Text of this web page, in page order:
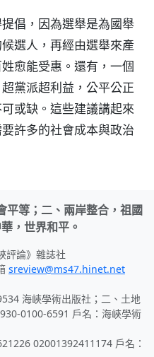
倡，因為選舉是為國舉
選人，再經由選舉來產
愈能受惠。還有，一個
黨派超利益，公平公正
或缺。這些建議講起來
許多的社會成本與政治
平等；二、兩岸整合，祖國
，世界和平。
評論》雜誌社
sreview@ms47.hinet.net
海峽學術出版社；二、土地
0100-6591 戶名：海峽學術
02001392411174 戶名：